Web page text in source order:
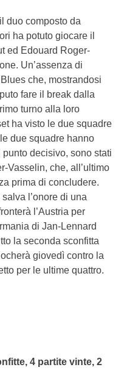
duo composto da
ha potuto giocare il
ed Edouard Roger-
Un’assenza di
che, mostrandosi
fare il break dalla
turno alla loro
ha visto le due squadre
due squadre hanno
decisivo, sono stati
Vasselin, che, all’ultimo
prima di concludere.
l’onore di una
l’Austria per
di Jan-Lennard
la seconda sconfitta
giovedì contro la
per le ultime quattro.
4 partite vinte, 2